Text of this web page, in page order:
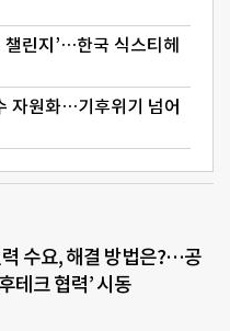
챌린지’…한국 식스티헤
자원화…기후위기 넘어
수요, 해결 방법은?…공
테크 협력’ 시동